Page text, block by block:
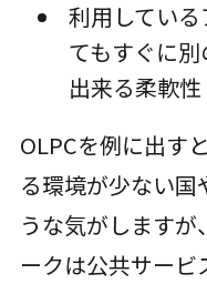
利用してい
てもすぐに
出来る柔軟性
OLPCを例に出す
る環境が少ない国
うな気がします
ークは公共サー